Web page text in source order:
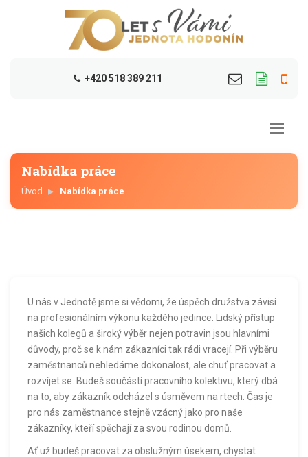
+420 518 389 211
Nabídka práce
Úvod Nabídka práce
U nás v Jednotě jsme si vědomi, že úspěch družstva závisí
na profesionálním výkonu každého jedince. Lidský přístup
našich kolegů a široký výběr nejen potravin jsou hlavními
důvody, proč se k nám zákazníci tak rádi vracejí. Při výběru
zaměstnanců nehledáme dokonalost, ale chuť pracovat a
rozvíjet se. Budeš součástí pracovního kolektivu, který dbá
na to, aby zákazník odcházel s úsměvem na rtech. Čas je
pro nás zaměstnance stejně vzácný jako pro naše
zákazníky, kteří spěchají za svou rodinou domů.
Ať už budeš pracovat za obslužným úsekem, chystat